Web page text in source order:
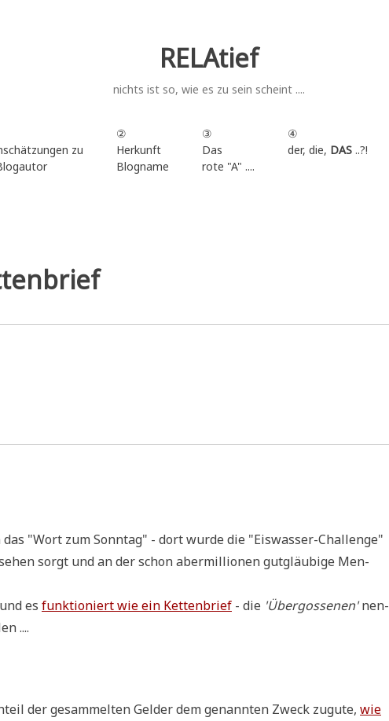
RELAtief
nichts ist so, wie es zu sein scheint ....
zu
②
Herkunft
Blogname
③
Das
rote "A" ....
④
der, die, DAS..?!
das "Wort zum Sonn­tag" - dort wur­de die "Eis­was­ser-Chall­enge"
sorgt und an der schon aber­mil­lio­nen gut­gläu­bi­ge Men­
es funk­tio­niert wie ein Ket­ten­brief - die 'Über­gos­se­nen'nen­
....
der gesam­mel­ten Gel­der dem genann­ten Zweck zugu­te, wie